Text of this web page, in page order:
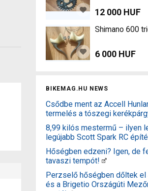
12 000 HUF
Shimano 600
6 000 HUF
BIKEMAG.HU NEWS
Csődbe ment az Accell
termelés a tószegi
8,99 kilós mestermű – ilyen
legújabb Scott Spark RC
Hőségben edzeni? Igen, de
tavaszi tempót!
Perzselő hőségben dőltek el
és a Brigetio Országúti